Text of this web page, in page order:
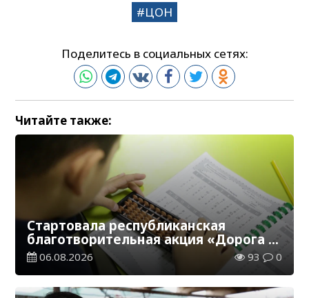
ЦОН
Поделитесь в социальных сетях:
Читайте также:
Стартовала республиканская
благотворительная акция «Дорога в
школу»
06.08.2026 93 0